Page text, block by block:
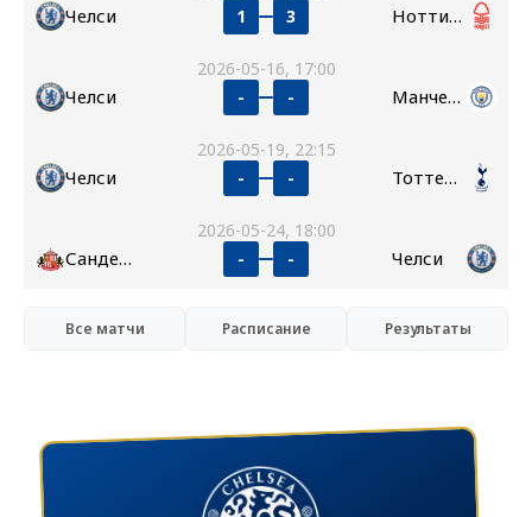
Челси 1 3 Ноттингем Форест
2026-05-16, 17:00
Челси - - Манчестер Сити
2026-05-19, 22:15
Челси - - Тоттенхэм
2026-05-24, 18:00
Сандерленд - - Челси
Все матчи Расписание Результаты